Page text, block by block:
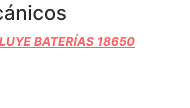
BATERÍAS 18650